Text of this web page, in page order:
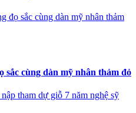
đọ sắc cùng dàn mỹ nhân thảm
sắc cùng dàn mỹ nhân thảm đỏ
tham dự giỗ 7 năm nghệ sỹ